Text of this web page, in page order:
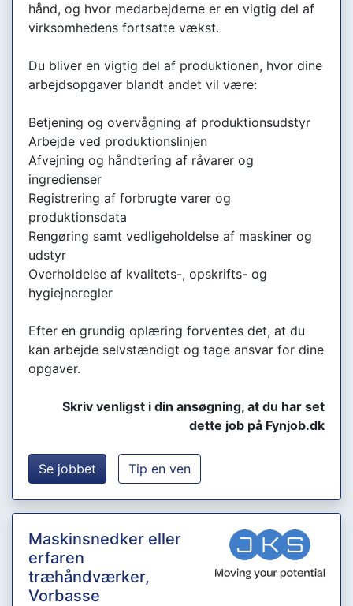
hånd, og hvor medarbejderne er en vigtig del af
virksomhedens fortsatte vækst.
Du bliver en vigtig del af produktionen, hvor dine
arbejdsopgaver blandt andet vil være:
Betjening og overvågning af produktionsudstyr
Arbejde ved produktionslinjen
Afvejning og håndtering af råvarer og
ingredienser
Registrering af forbrugte varer og
produktionsdata
Rengøring samt vedligeholdelse af maskiner og
udstyr
Overholdelse af kvalitets-, opskrifts- og
hygiejneregler
Efter en grundig oplæring forventes det, at du
kan arbejde selvstændigt og tage ansvar for dine
opgaver.
Skriv venligst i din ansøgning, at du har set
dette job på Fynjob.dk
Se jobbet Tip en ven
Maskinsnedker eller
erfaren
træhåndværker,
Vorbasse